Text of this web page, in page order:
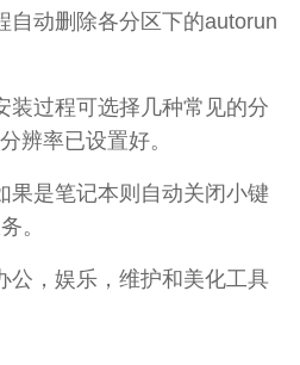
自动删除各分区下的autorun
装过程可选择几种常见的分
辨率已设置好。
果是笔记本则自动关闭小键
。
公，娱乐，维护和美化工具